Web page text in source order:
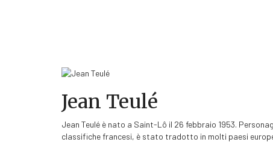
Jean Teulé
Jean Teulé è nato a Saint-Lô il 26 febbraio 1953.
classifiche francesi, è stato tradotto in molti paesi